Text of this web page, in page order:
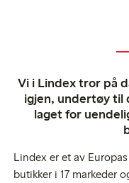
Vi i Lindex tror på
igjen, undertøy til
laget for
Lindex er et av
butikker i 17 markeder